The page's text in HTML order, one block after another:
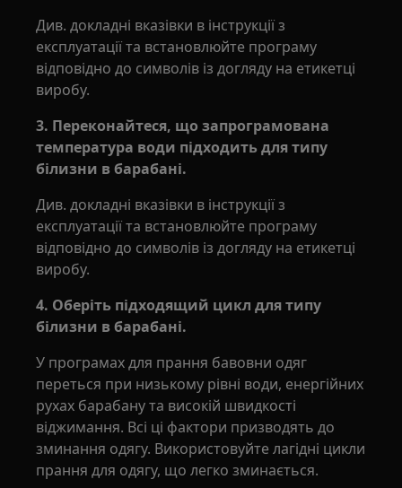
Див. докладні вказівки в інструкції з
експлуатації та встановлюйте програму
відповідно до символів із догляду на етикетці
виробу.
3. Переконайтеся, що запрограмована
температура води підходить для типу
білизни в барабані.
Див. докладні вказівки в інструкції з
експлуатації та встановлюйте програму
відповідно до символів із догляду на етикетці
виробу.
4. Оберіть підходящий цикл для типу
білизни в барабані.
У програмах для прання бавовни одяг
переться при низькому рівні води, енергійних
рухах барабану та високій швидкості
віджимання. Всі ці фактори призводять до
зминання одягу. Використовуйте лагідні цикли
прання для одягу, що легко зминається.